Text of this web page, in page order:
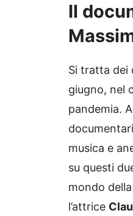
Il
Si tratta dei
giugno, nel
pandemia.
musica e
su questi
mondo
l’attrice